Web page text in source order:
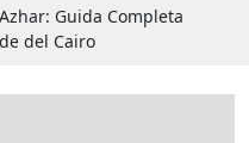
Guida Completa
del Cairo